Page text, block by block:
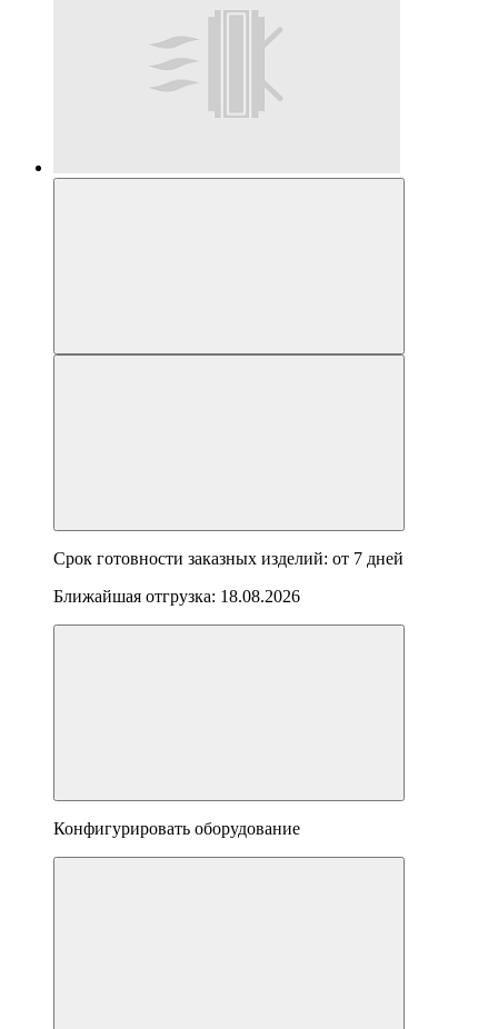
Срок готовности заказных изделий: от 7 дней
Ближайшая отгрузка: 18.08.2026
Конфигурировать оборудование